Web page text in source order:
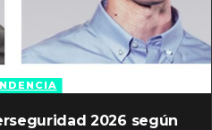
2026 según